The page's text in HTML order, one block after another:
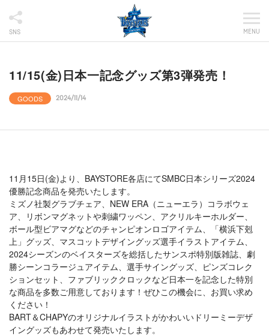
SNS MENU
11/15(金)日本一記念グッズ第3弾発売！
GOODS 2024/11/14
11月15日(金)より、BAYSTORE各店にてSMBC日本シリーズ2024
優勝記念商品を発売いたします。
ミズノ社製グラブチェア、NEW ERA（ニューエラ）コラボウェ
ア、リボンマグネットや刺繍ワッペン、アクリルキーホルダー、
ボール型ビアマグなどのチャンピオンロゴアイテム、「横浜下剋
上」グッズ、マスコットデザイングッズ選手イラストアイテム、
2024シーズンのベイスターズを総括したサンスポ特別版雑誌、劇
勝シーンコラージュアイテム、選手サイングッズ、ピンズコレク
ションセット、ファブリッククロックなど日本一を記念した特別
な商品を多数ご用意しております！ぜひこの機会に、お買い求め
ください！
BART＆CHAPYのオリジナルイラストがかわいいドリーミーデザ
イングッズもあわせて発売いたします。